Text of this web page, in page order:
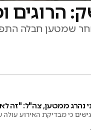
הרוגים
נהרג ממטען, צה"ל: "זה
כי מבדיקת האירוע